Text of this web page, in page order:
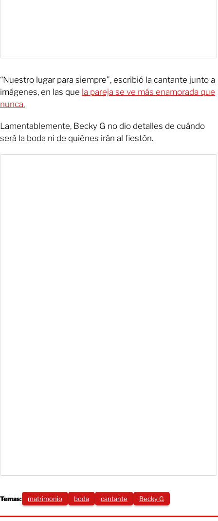
“Nuestro lugar para siempre”, escribió la cantante junto a
imágenes, en las que la pareja se ve más enamorada que
nunca.
Lamentablemente, Becky G no dio detalles de cuándo
será la boda ni de quiénes irán al fiestón.
Temas: matrimonio boda cantante Becky G